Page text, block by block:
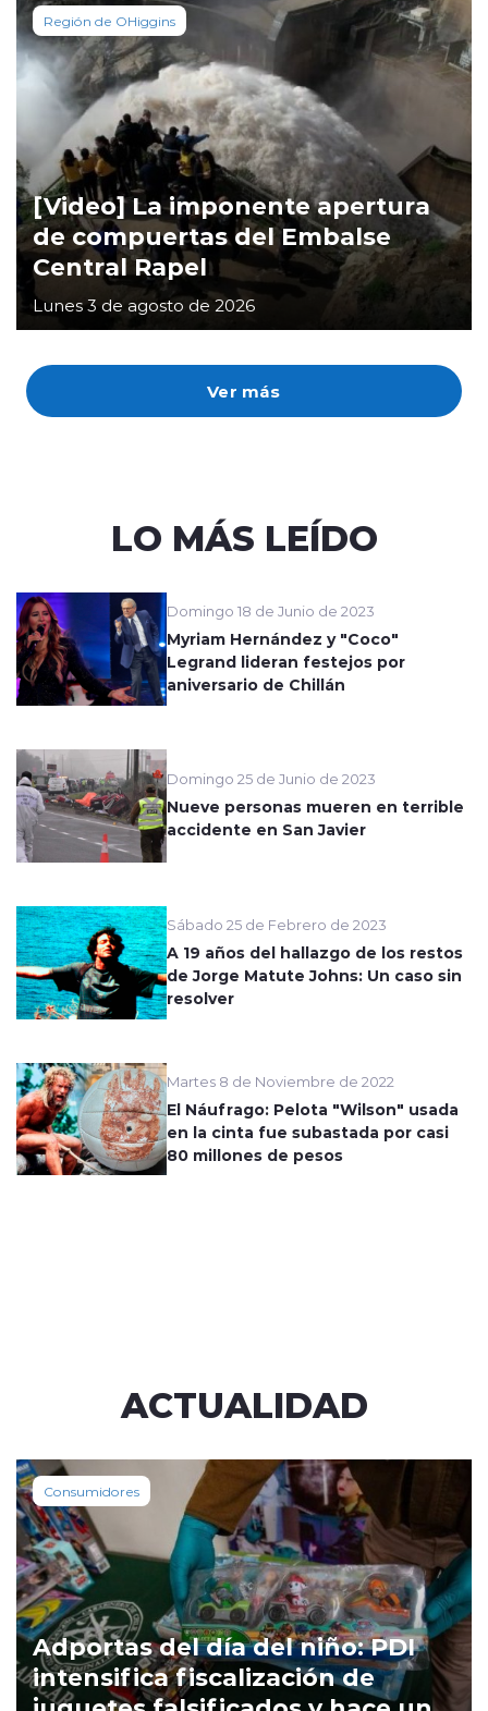
Ver más
Región de OHiggins
[Video] La imponente apertura
de compuertas del Embalse
Central Rapel
Lunes 3 de agosto de 2026
LO MÁS LEÍDO
Domingo 18 de Junio de 2023
Myriam Hernández y "Coco"
Legrand lideran festejos por
aniversario de Chillán
Domingo 25 de Junio de 2023
Nueve personas mueren en terrible
accidente en San Javier
Sábado 25 de Febrero de 2023
A 19 años del hallazgo de los restos
de Jorge Matute Johns: Un caso sin
resolver
Martes 8 de Noviembre de 2022
El Náufrago: Pelota "Wilson" usada
en la cinta fue subastada por casi
80 millones de pesos
ACTUALIDAD
Consumidores
Adportas del día del niño: PDI
intensifica fiscalización de